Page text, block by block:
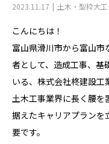
2023.11.17 土木・型枠大
こんにちは！
富山県滑川市から富山
者として、造成工事、基
いる、株式会社柊建設工
土木工事業界に長く腰を
据えたキャリアプランを
要です。